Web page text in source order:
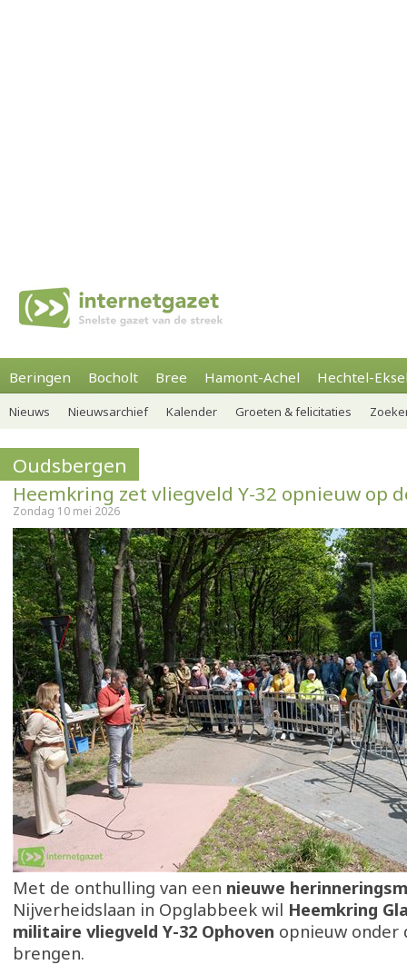
Beringen Bocholt Bree Hamont-Achel Hechtel-
Nieuws Nieuwsarchief Kalender Groeten & felicitaties
Oudsbergen
Heemkring zet vliegveld Y-32 opnieuw op
Zondag 10 mei 2026
Met de onthulling van een nieuwe
Nijverheidslaan in Opglabbeek wil Heemkring
militaire vliegveld Y-32 Ophoven opnieuw onder
brengen.